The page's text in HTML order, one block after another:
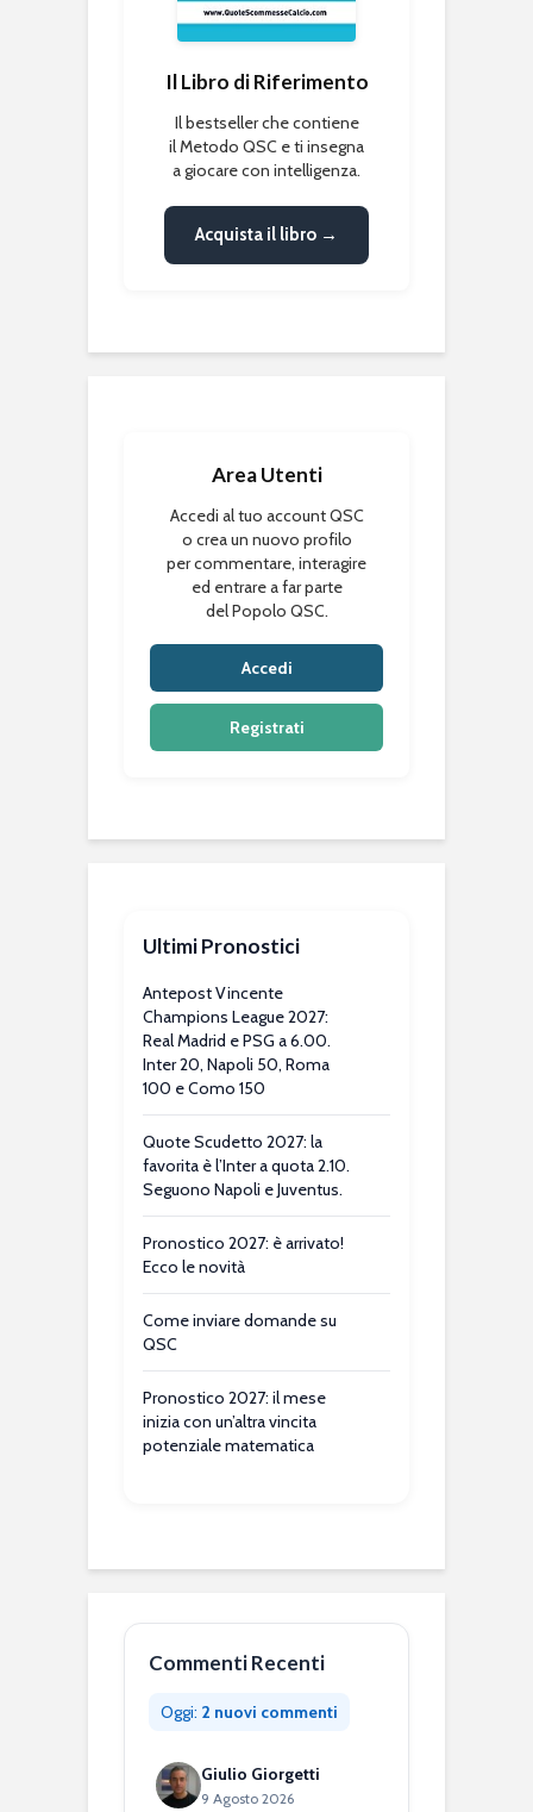
Il Libro di Riferimento
Il bestseller che contiene
il Metodo QSC e ti insegna
a giocare con intelligenza.
Acquista il libro →
Area Utenti
Accedi al tuo account QSC
o crea un nuovo profilo
per commentare, interagire
ed entrare a far parte
del Popolo QSC.
Accedi
Registrati
Ultimi Pronostici
Antepost Vincente
Champions League 2027:
Real Madrid e PSG a 6.00.
Inter 20, Napoli 50, Roma
100 e Como 150
Quote Scudetto 2027: la
favorita è l’Inter a quota 2.10.
Seguono Napoli e Juventus.
Pronostico 2027: è arrivato!
Ecco le novità
Come inviare domande su
QSC
Pronostico 2027: il mese
inizia con un’altra vincita
potenziale matematica
Commenti Recenti
Oggi: 2 nuovi commenti
Giulio Giorgetti
9 Agosto 2026